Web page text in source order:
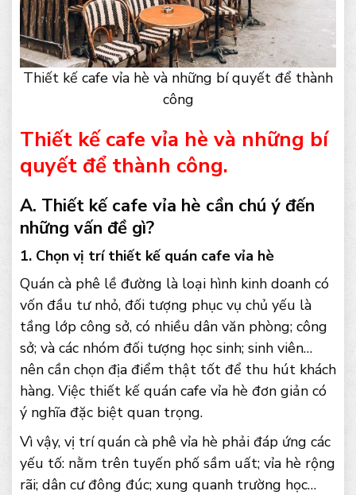
Thiết kế cafe vỉa hè và những bí quyết để thành
công
Thiết kế cafe vỉa hè và những bí
quyết để thành công.
A. Thiết kế cafe vỉa hè cần chú ý đến
những vấn đề gì?
1. Chọn vị trí thiết kế quán cafe vỉa hè
Quán cà phê lề đường là loại hình kinh doanh có
vốn đầu tư nhỏ, đối tượng phục vụ chủ yếu là
tầng lớp công sở, có nhiều dân văn phòng; công
sở; và các nhóm đối tượng học sinh; sinh viên…
nên cần chọn địa điểm thật tốt để thu hút khách
hàng. Việc thiết kế quán cafe vỉa hè đơn giản có
ý nghĩa đặc biệt quan trọng.
Vì vậy, vị trí quán cà phê vỉa hè phải đáp ứng các
yếu tố: nằm trên tuyến phố sầm uất; vỉa hè rộng
rãi; dân cư đông đúc; xung quanh trường học…